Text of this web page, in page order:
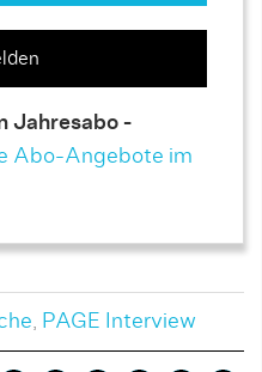
Jahresabo -
Abo-Angebote im
, PAGE Interview